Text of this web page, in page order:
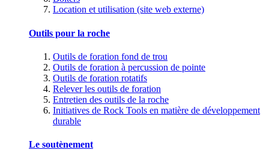
Location et utilisation (site web externe)
Outils pour la roche
Outils de foration fond de trou
Outils de foration à percussion de pointe
Outils de foration rotatifs
Relever les outils de foration
Entretien des outils de la roche
Initiatives de Rock Tools en matière de développement
durable
Le soutènement